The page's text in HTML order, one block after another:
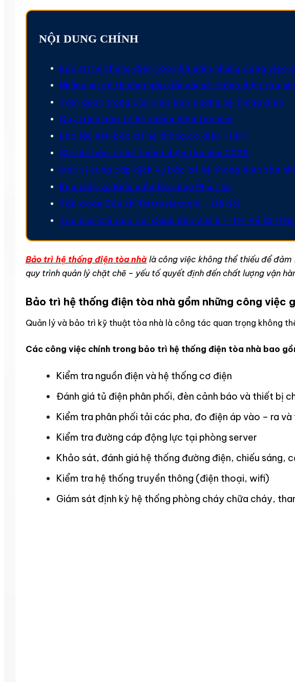
NỘI DUNG CHÍNH
Bảo trì hệ thống điện tòa nhà gồm những công việc
Những sự cố thường gặp đối với hệ thống điện tòa
Tầm quan trọng của việc bảo dưỡng hệ thống điện
Quy trình bảo trì hệ thống điện tòa nhà
Bao lâu nên bảo trì hệ thống cơ điện 1 lần?
Chi phí bảo trì hệ thống điện tòa nhà 2025
Đơn vị cung cấp dịch vụ bảo trì hệ thống điện tòa
Rạp xiếc và Biểu diễn Đa năng Phú Thọ
Tập đoàn Dầu khí Petrovietnam – Hà Nội
Tòa nhà Chi Cục Hải Quan Khu Vực II – TP. Hồ Chí
Bảo trì hệ thống điện tòa nhàlà công việc không thể thiếu để đảm
quy trình quản lý chặt chẽ – yếu tố quyết định đến chất lượng vận
Bảo trì hệ thống điện tòa nhà gồm những công việc
Quản lý và bảo trì kỹ thuật tòa nhà là công tác quan trọng không
Các công việc chính trong bảo trì hệ thống điện tòa nhà bao
Kiểm tra nguồn điện và hệ thống cơ điện
Đánh giá tủ điện phân phối, đèn cảnh báo và thiết bị
Kiểm tra phân phối tải các pha, đo điện áp vào – ra
Kiểm tra đường cáp động lực tại phòng server
Khảo sát, đánh giá hệ thống đường điện, chiếu sáng,
Kiểm tra hệ thống truyền thông (điện thoại, wifi)
Giám sát định kỳ hệ thống phòng cháy chữa cháy,